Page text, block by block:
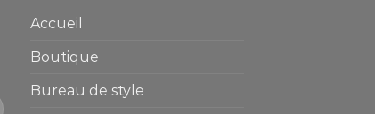
Accueil
Boutique
Bureau de style